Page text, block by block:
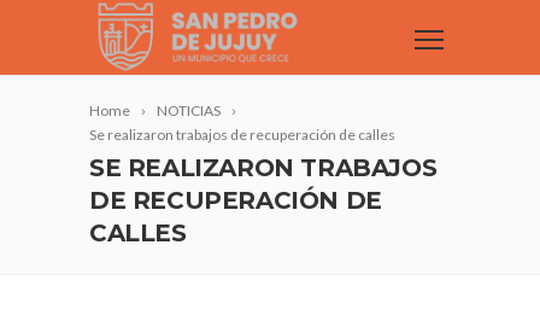
Home
NOTICIAS
Se realizaron trabajos de recuperación de calles
SE REALIZARON TRABAJOS
DE RECUPERACIÓN DE
CALLES